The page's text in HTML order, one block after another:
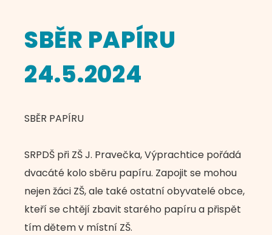
SBĚR PAPÍRU
24.5.2024
SBĚR PAPÍRU
SRPDŠ při ZŠ J. Pravečka, Výprachtice pořádá
dvacáté kolo sběru papíru. Zapojit se mohou
nejen žáci ZŠ, ale také ostatní obyvatelé obce,
kteří se chtějí zbavit starého papíru a přispět
tím dětem v místní ZŠ.